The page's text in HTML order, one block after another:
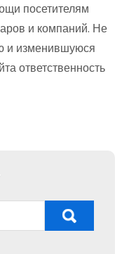
посетителям
и компаний. Не
и изменившуюся
ответственность